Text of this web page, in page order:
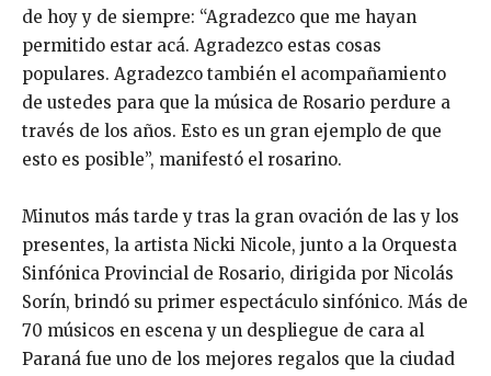
de hoy y de siempre: “Agradezco que me hayan
permitido estar acá. Agradezco estas cosas
populares. Agradezco también el acompañamiento
de ustedes para que la música de Rosario perdure a
través de los años. Esto es un gran ejemplo de que
esto es posible”, manifestó el rosarino.
Minutos más tarde y tras la gran ovación de las y los
presentes, la artista Nicki Nicole, junto a la Orquesta
Sinfónica Provincial de Rosario, dirigida por Nicolás
Sorín, brindó su primer espectáculo sinfónico. Más de
70 músicos en escena y un despliegue de cara al
Paraná fue uno de los mejores regalos que la ciudad